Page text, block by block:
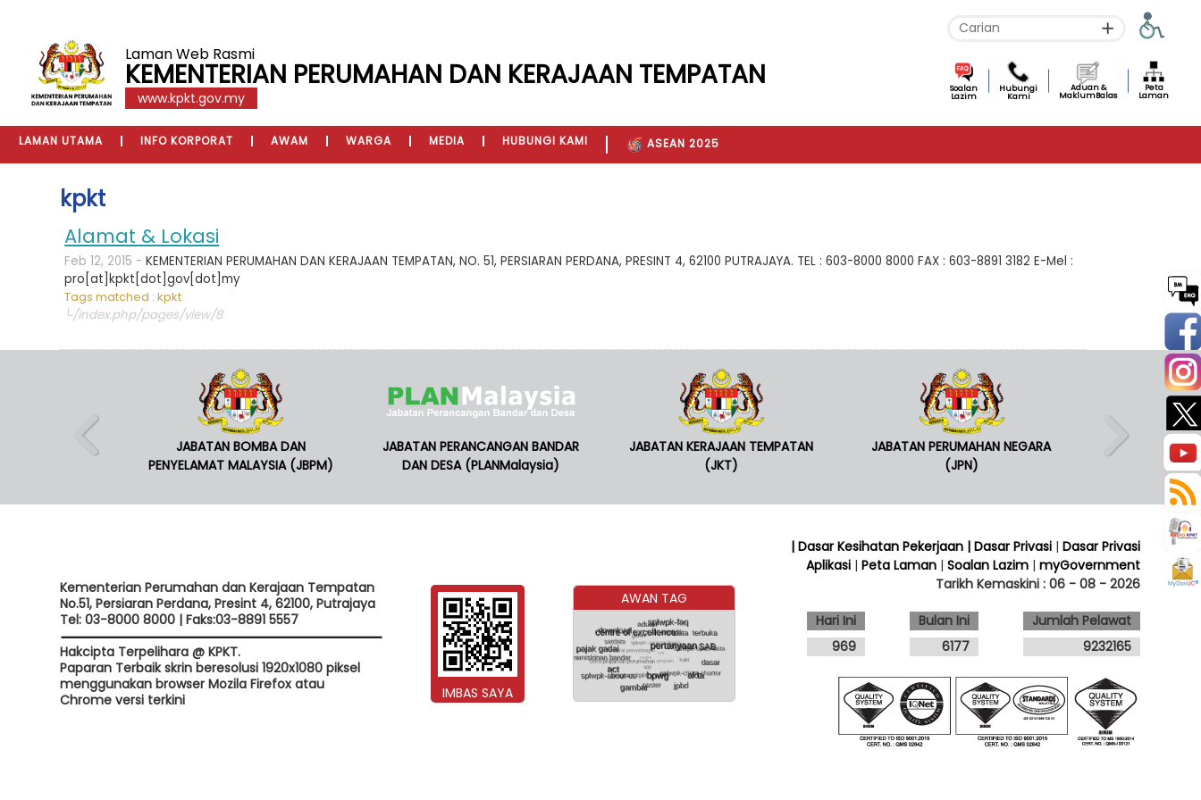
Laman Web Rasmi
KEMENTERIAN PERUMAHAN DAN KERAJAAN TEMPATAN
www.kpkt.gov.my
Soalan
Lazim
Hubungi
Kami
Aduan &
MaklumBalas
Peta
Laman
LAMAN UTAMA INFO KORPORAT AWAM WARGA MEDIA HUBUNGI KAMI ASEAN 2025
kpkt
Alamat & Lokasi
Feb 12, 2015 - KEMENTERIAN PERUMAHAN DAN KERAJAAN TEMPATAN, NO. 51, PERSIARAN PERDANA, PRESINT 4, 62100 PUTRAJAYA. TEL : 603-8000 8000 FAX : 603-8891 3182 E-Mel :
pro[at]kpkt[dot]gov[dot]my
Tags matched : kpkt
└/index.php/pages/view/8
JABATAN BOMBA DAN
PENYELAMAT MALAYSIA (JBPM)
JABATAN PERANCANGAN BANDAR
DAN DESA (PLANMalaysia)
JABATAN KERAJAAN TEMPATAN
(JKT)
JABATAN PERUMAHAN NEGARA
(JPN)
Kementerian Perumahan dan Kerajaan Tempatan
No.51, Persiaran Perdana, Presint 4, 62100, Putrajaya
Tel: 03-8000 8000 | Faks:03-8891 5557
Hakcipta Terpelihara @ KPKT.
Paparan Terbaik skrin beresolusi 1920x1080 piksel
menggunakan browser Mozila Firefox atau
Chrome versi terkini
IMBAS SAYA
AWAN TAG
| Dasar Kesihatan Pekerjaan | Dasar Privasi |Dasar Privasi
Aplikasi |Peta Laman |Soalan Lazim |myGovernment
Tarikh Kemaskini :06 - 08 - 2026
Hari Ini
969
Bulan Ini
6177
Jumlah Pelawat
9232165